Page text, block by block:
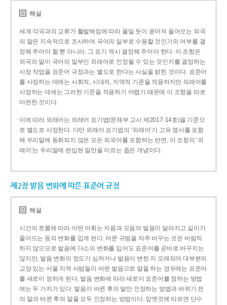
해설
세계 각국과의 교류가 활발해짐에 따라 물밀 듯이 쏟아져 들어오는 외국
의 말은 지속적으로 조사하여 국어의 일부로 수용할 것인가의 여부를 결
정해 주어야 할 뿐 아니라, 그 표기 역시 결정해 주어야 한다. 이 조항은
외국의 말이 국어의 일부인 외래어로 인정될 수 있는 것인지를 결정하는
사정 작업을 표준어 규정과는 별도로 한다는 사실을 밝힌 것이다. 표준어
를 사정하는 데에는 사회적, 시대적, 지역적 기준을 적용하지만 외래어를
사정하는 데에는 그러한 기준을 적용하기 어렵기 때문에 이 조항을 따로
마련한 것이다.
이에 따라 외래어는 외래어 표기법(문체부 고시 제2017-14호)을 기준으
로 별도로 사정한다. 다만 외래어 표기법의 ‘외래어’가 고유 명사를 포함
해 우리말에 동화되지 않은 모든 외국어를 포함하는 반면, 이 조항의 ‘외
래어’는 우리말에 편입된 말만을 이르는 좁은 개념이다.
제2장 발음 변화에 따른 표준어 규정
해설
시간의 흐름에 따라 어떤 어휘는 자음과 모음의 발음이 달라지고 길이가
줄어드는 등의 변화를 입게 된다. 어문 규범을 자주 바꾸는 것은 바람직
하지 않으므로 발음에 다소의 변화를 입어도 표준어를 곧바로 바꾸지는
않지만, 발음 변화의 정도가 심하거나 발음이 변한 지 오래되어 대부분의
교양 있는 서울 지역 사람들이 바뀐 발음으로 말을 하는 경우에는 표준어
를 새로이 정하게 된다. 발음 변화에 따라 새로이 표준어를 정하는 방법
에는 두 가지가 있다. 발음이 바뀐 후의 말만 인정하는 방법과 바뀌기 전
의 말과 바뀐 후의 말을 모두 인정하는 방법이다. 앞엣것에 따르면 단수